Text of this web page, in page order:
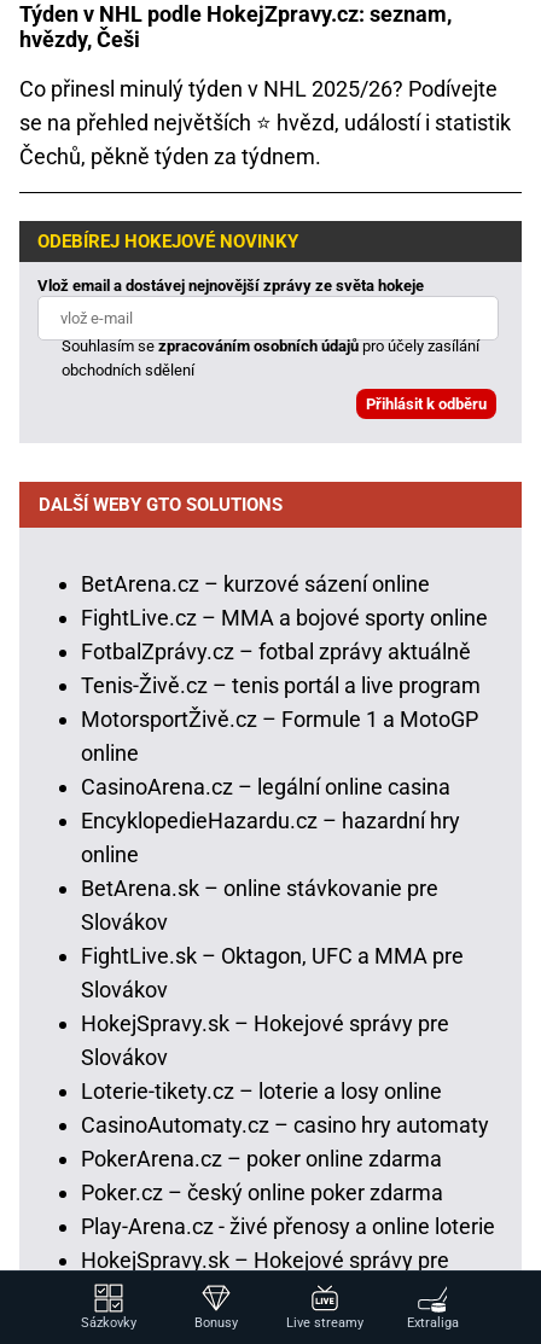
Týden v NHL podle HokejZpravy.cz: seznam,
hvězdy, Češi
Co přinesl minulý týden v NHL 2025/26? Podívejte
se na přehled největších ⭐ hvězd, událostí i statistik
Čechů, pěkně týden za týdnem.
ODEBÍREJ HOKEJOVÉ NOVINKY
Vlož email a dostávej nejnovější zprávy ze světa hokeje
Souhlasím sezpracováním osobních údajůpro účely zasílání
obchodních sdělení
DALŠÍ WEBY GTO SOLUTIONS
BetArena.cz – kurzové sázení online
FightLive.cz – MMA a bojové sporty online
FotbalZprávy.cz – fotbal zprávy aktuálně
Tenis-Živě.cz – tenis portál a live program
MotorsportŽivě.cz – Formule 1 a MotoGP
online
CasinoArena.cz – legální online casina
EncyklopedieHazardu.cz – hazardní hry
online
BetArena.sk – online stávkovanie pre
Slovákov
FightLive.sk – Oktagon, UFC a MMA pre
Slovákov
HokejSpravy.sk – Hokejové správy pre
Slovákov
Loterie-tikety.cz – loterie a losy online
CasinoAutomaty.cz – casino hry automaty
PokerArena.cz – poker online zdarma
Poker.cz – český online poker zdarma
Play-Arena.cz - živé přenosy a online loterie
HokejSpravy.sk – Hokejové správy pre
Slovákov
FutbalSpravy.sk – Futbalový portál pre
Sázkovky Bonusy Live streamy Extraliga